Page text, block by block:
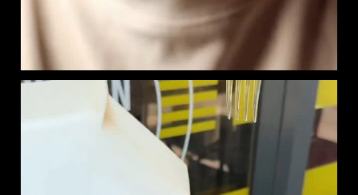
RITCHIE BOX DISPONIBLE EN LIVRAISON :
SUR...
737 7